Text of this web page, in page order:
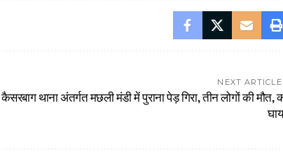
NEXT ARTICLE
कैसरबाग थाना अंतर्गत मछली मंडी में पुराना पेड़ गिरा, तीन लोगों की मौत,